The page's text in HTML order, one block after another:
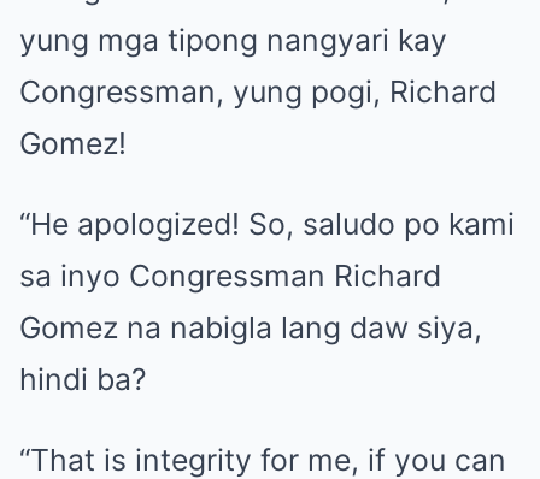
yung mga tipong nangyari kay
Congressman, yung pogi, Richard
Gomez!
“He apologized! So, saludo po kami
sa inyo Congressman Richard
Gomez na nabigla lang daw siya,
hindi ba?
“That is integrity for me, if you can